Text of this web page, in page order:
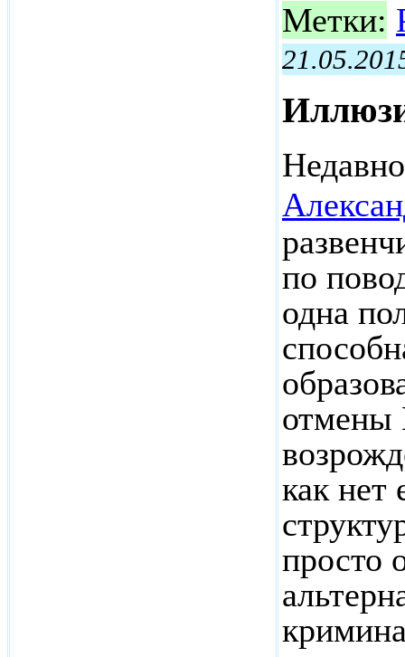
Метки:
по
одна
отмены
как нет
просто